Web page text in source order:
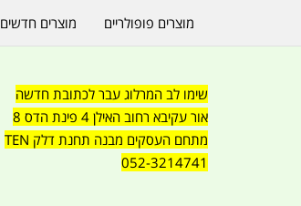
שימו לב המרלוג עבר לכתובת חדשה
אור עקיבא רחוב האילן 4 פינת הדס 8
מתחם העסקים מבנה תחנת דלק TEN
052-3214741
מוצרים פופולריים מוצרים חדשים